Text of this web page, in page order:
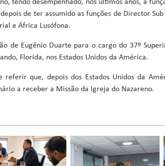
tendo desempenhado, nos últimos anos, a
de ter assumido as funções de Director
e África Lusófona.
de Eugénio Duarte para o cargo do 37º
Florida, nos Estados Unidos da América.
referir que, depois dos Estados Unidos da
a receber a Missão da Igreja do Nazareno.